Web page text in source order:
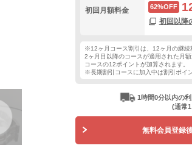
初回月額料金
62%OFF
初回以降
※12ヶ月コース割引は、12ヶ月の継続
2ヶ月目以降のコースが適用された月
コースの12ポイントが加算されます。
※長期割引コースに加入中は割引ポイ
1時間0分以内の
(通常
無料会員登録